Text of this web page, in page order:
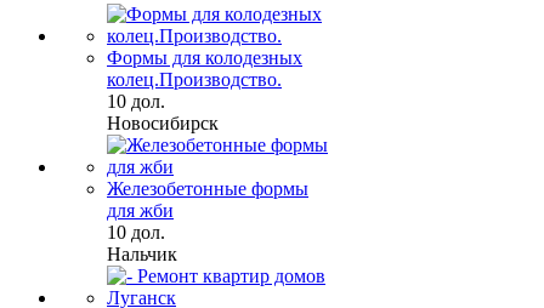
Формы для колодезных
колец.Производство.
10 дол.
Новосибирск
Железобетонные формы
для жби
10 дол.
Нальчик